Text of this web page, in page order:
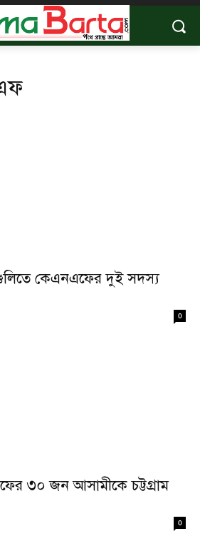
কেএনএফের দুই সদস্য
0
৩০ জন আসামীকে চট্টগ্রাম
0